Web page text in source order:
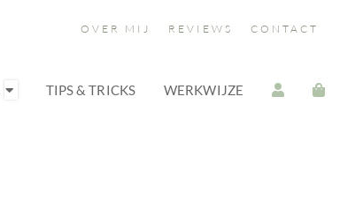
OVER MIJ REVIEWS CONTACT
TIPS & TRICKS WERKWIJZE